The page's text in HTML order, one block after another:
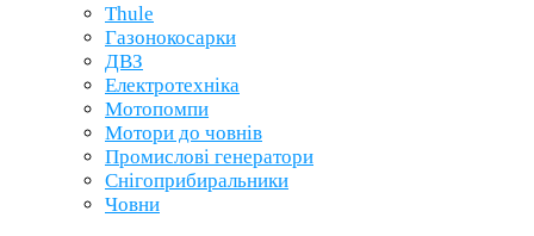
Thule
Газонокосарки
ДВЗ
Електротехніка
Мотопомпи
Мотори до човнів
Промислові генератори
Снігоприбиральники
Човни